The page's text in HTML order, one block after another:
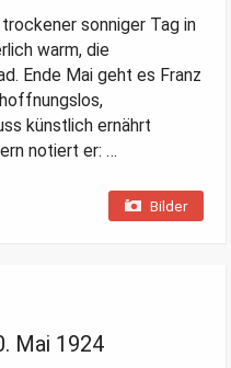
sonniger Tag in
warm, die
Ende Mai geht es Franz
künstlich ernährt
notiert er: …
Bilder
Mai 1924